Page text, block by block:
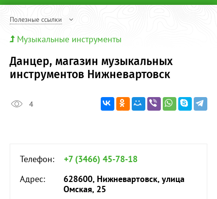
Полезные ссылки
Музыкальные инструменты
Данцер, магазин музыкальных
инструментов Нижневартовск
4
Телефон:
+7 (3466) 45-78-18
Адрес:
628600, Нижневартовск, улица
Омская, 25